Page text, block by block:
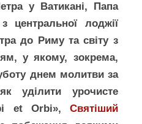
у Ватикані, Папа
центральної лоджії
до Риму та світу з
у якому, зокрема,
днем молитви за
уділити урочисте
et Orbi», Святіший